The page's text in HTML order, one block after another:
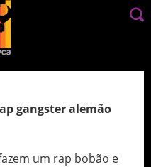
gangster alemão
um rap bobão e